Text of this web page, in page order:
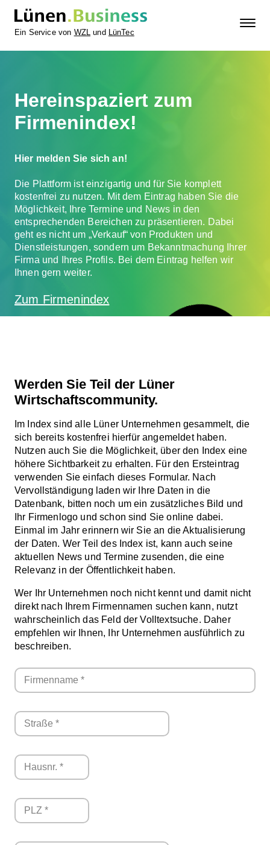
Ein Service von WZL und LünTec
Hereinspaziert zum
Firmenindex!
Hier melden Sie sich an!
Die Plattform ist einzigartig und für Sie komplett
kostenfrei zu nutzen. Mit dem Eintrag haben Sie die
Möglichkeit, Ihre Termine und News in den
entsprechenden Bereichen zu präsentieren. Dabei
geht es nicht um „Verkauf“ von Produkten und
Dienstleistungen, sondern um Bekanntmachung Ihrer
Firma und Ihres Profils. Bei dem Eintrag helfen wir
Ihnen gern weiter.
Zum Firmenindex
Werden Sie Teil der Lüner
Wirtschaftscommunity.
Im Index sind alle Lüner Unternehmen gesammelt, die
sich bereits kostenfrei hierfür angemeldet haben.
Nutzen auch Sie die Möglichkeit, über den Index eine
höhere Sichtbarkeit zu erhalten. Für den Ersteintrag
verwenden Sie einfach dieses Formular. Nach
Vervollständigung laden wir Ihre Daten in die
Datenbank, bitten noch um ein zusätzliches Bild und
Ihr Firmenlogo und schon sind Sie online dabei.
Einmal im Jahr erinnern wir Sie an die Aktualisierung
der Daten. Wer Teil des Index ist, kann auch seine
aktuellen News und Termine zusenden, die eine
Relevanz in der Öffentlichkeit haben.
Wer Ihr Unternehmen noch nicht kennt und damit nicht
direkt nach Ihrem Firmennamen suchen kann, nutzt
wahrscheinlich das Feld der Volltextsuche. Daher
empfehlen wir Ihnen, Ihr Unternehmen ausführlich zu
beschreiben.